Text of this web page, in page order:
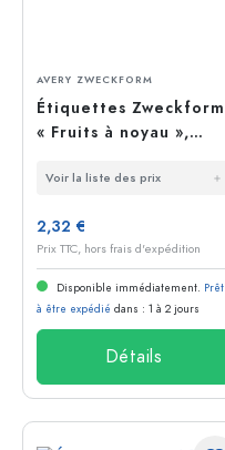
AVERY ZWECKFORM
Étiquettes Zweckform
« Fruits à noyau »,
papier, multicolores
Voir la liste des prix
2,32 €
Prix TTC, hors frais d'expédition
Disponible immédiatement. Prêt
à être expédié dans : 1 à 2 jours
Détails